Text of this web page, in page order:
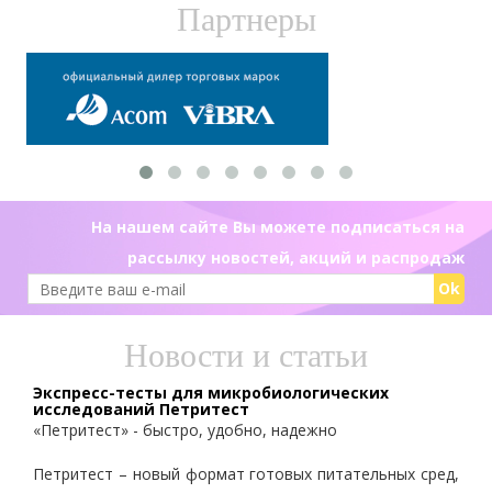
Партнеры
На нашем сайте Вы можете подписаться на
рассылку новостей, акций и распродаж
Ok
Новости и статьи
Экспресс-тесты для микробиологических
исследований Петритест
«Петритест» - быстро, удобно, надежно
Петритест – новый формат готовых питательных сред,